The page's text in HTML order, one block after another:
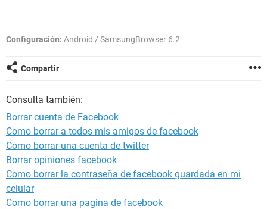
Configuración: Android / SamsungBrowser 6.2
Compartir
Consulta también:
Borrar cuenta de Facebook
Como borrar a todos mis amigos de facebook
Como borrar una cuenta de twitter
Borrar opiniones facebook
Como borrar la contraseña de facebook guardada en mi
celular
Como borrar una pagina de facebook